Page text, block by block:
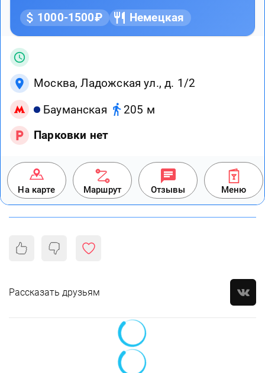
1000-1500₽ Немецкая
Москва, Ладожская ул., д. 1/2
Бауманская
205 м
Парковки нет
На карте Маршрут Отзывы Меню
Рассказать друзьям